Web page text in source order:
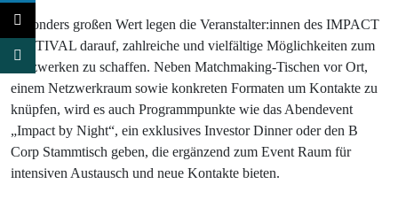
Besonders großen Wert legen die Veranstalter:innen des IMPACT
FESTIVAL darauf, zahlreiche und vielfältige Möglichkeiten zum
Netzwerken zu schaffen. Neben Matchmaking-Tischen vor Ort,
einem Netzwerkraum sowie konkreten Formaten um Kontakte zu
knüpfen, wird es auch Programmpunkte wie das Abendevent
„Impact by Night“, ein exklusives Investor Dinner oder den B
Corp Stammtisch geben, die ergänzend zum Event Raum für
intensiven Austausch und neue Kontakte bieten.